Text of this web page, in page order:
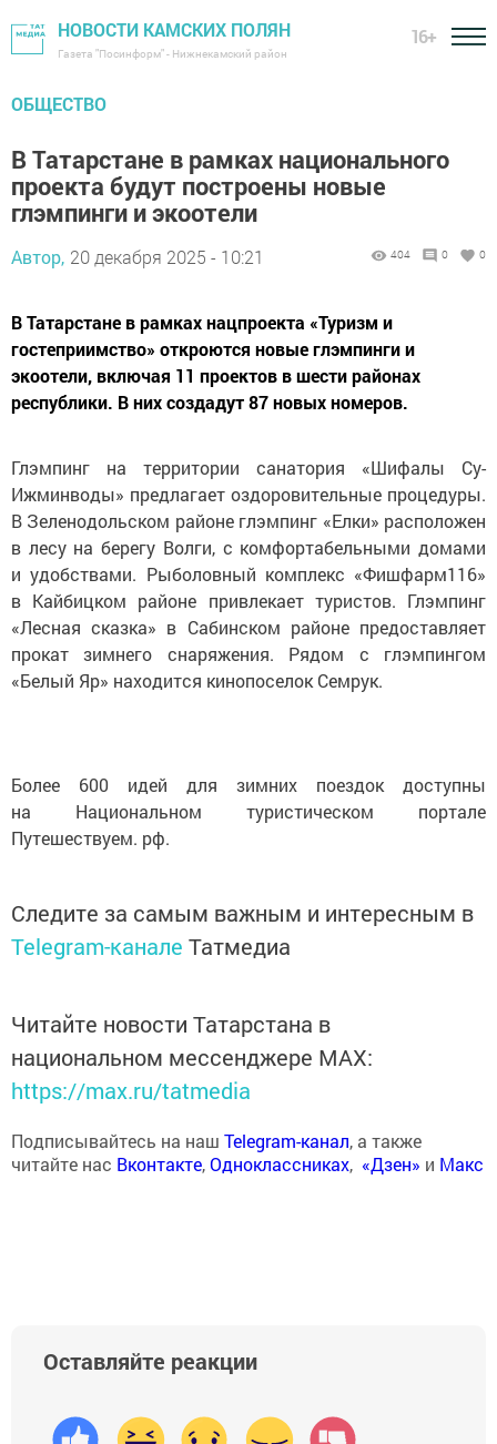
НОВОСТИ КАМСКИХ ПОЛЯН
Газета "Посинформ" - Нижнекамский район
16+
ОБЩЕСТВО
В Татарстане в рамках национального
проекта будут построены новые
глэмпинги и экоотели
Автор, 20 декабря 2025 - 10:21 404 0 0
В Татарстане в рамках нацпроекта «Туризм и
гостеприимство» откроются новые глэмпинги и
экоотели, включая 11 проектов в шести районах
республики. В них создадут 87 новых номеров.
Глэмпинг на территории санатория «Шифалы Су-
Ижминводы» предлагает оздоровительные процедуры.
В Зеленодольском районе глэмпинг «Елки» расположен
в лесу на берегу Волги, с комфортабельными домами
и удобствами. Рыболовный комплекс «Фишфарм116»
в Кайбицком районе привлекает туристов. Глэмпинг
«Лесная сказка» в Сабинском районе предоставляет
прокат зимнего снаряжения. Рядом с глэмпингом
«Белый Яр» находится кинопоселок Семрук.
Более 600 идей для зимних поездок доступны
на Национальном туристическом портале
Путешествуем. рф.
Следите за самым важным и интересным в
Telegram-канале Татмедиа
Читайте новости Татарстана в
национальном мессенджере MАХ:
https://max.ru/tatmedia
Подписывайтесь на наш Telegram-канал, а также
читайте нас Вконтакте,Одноклассниках, «Дзен» и Макс
Оставляйте реакции